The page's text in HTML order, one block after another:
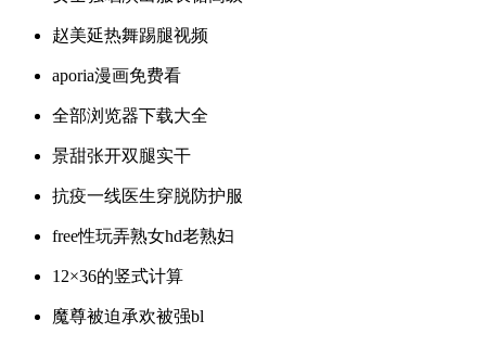
赵美延热舞踢腿视频
aporia漫画免费看
全部浏览器下载大全
景甜张开双腿实干
抗疫一线医生穿脱防护服
free性玩弄熟女hd老熟妇
12×36的竖式计算
魔尊被迫承欢被强bl